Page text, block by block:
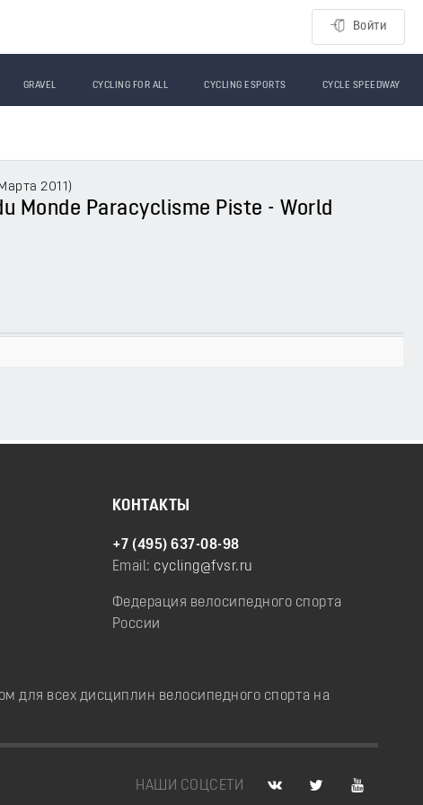
Войти
GRAVEL CYCLING FOR ALL CYCLING ESPORTS CYCLE SPEEDWAY
2011 )
Monde Paracyclisme Piste - World
КОНТАКТЫ
+7 (495) 637-08-98
Email: cycling@fvsr.ru
Федерация велосипедного спорта
России
всех дисциплин велосипедного спорта на
НАШИ СОЦСЕТИ